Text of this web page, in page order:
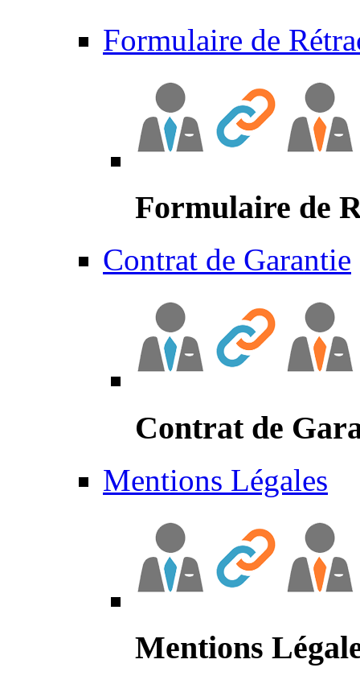
Formulaire de
Formulaire de
Contrat de Garantie
Contrat de
Mentions Légales
Mentions